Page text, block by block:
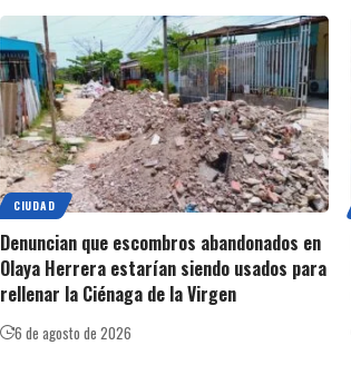
CIUDAD
Denuncian que escombros abandonados en
Olaya Herrera estarían siendo usados para
rellenar la Ciénaga de la Virgen
6 de agosto de 2026